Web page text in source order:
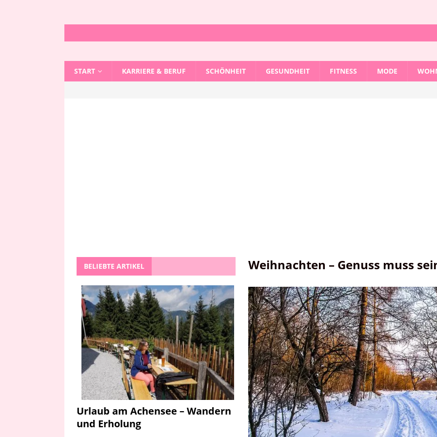
START KARRIERE & BERUF SCHÖNHEIT GESUNDHEIT FITNESS MODE
Weihnachten – Genuss muss
BELIEBTE ARTIKEL
Urlaub am Achensee – Wandern
und Erholung